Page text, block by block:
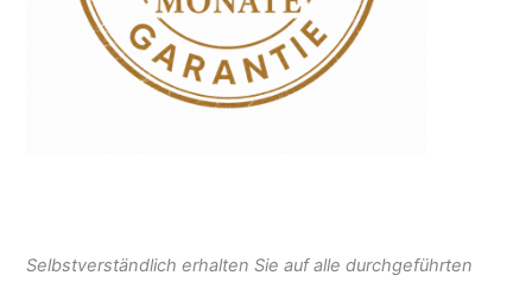
Selbstverständlich erhalten Sie auf alle durchgeführten